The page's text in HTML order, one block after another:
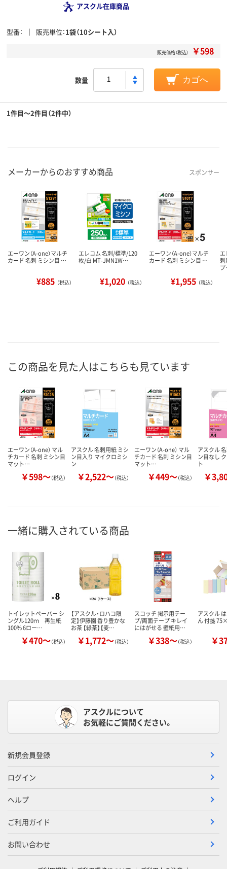
アスクル在庫商品
型番 販売単位 1袋（10シート入）
販売価格（税込） ￥598
数量 カゴへ
1件目～2件目（2件中）
メーカーからのおすすめ商品 スポンサー
エーワン（A-one）マルチ
カード 名刺 ミシン目 …
¥885 （税込）
エレコム 名刺/標準/120
枚/白 MT-JMN1W…
¥1,020 （税込）
エーワン（A-one）マルチ
カード 名刺 ミシン目 …
¥1,955 （税込）
刺
この商品を見た人はこちらも見ています
エーワン（A-one） マル
チカード 名刺 ミシン目
マット…
￥598～（税込）
アスクル 名刺用紙 ミシ
ン目入り マイクロミシ
ン
￥2,522～（税込）
エーワン（A-one） マル
チカード 名刺 ミシン目
マット…
￥449～（税込）
アスクル
ン目なし
ト
￥
一緒に購入されている商品
トイレットペーパー シ
ングル120ｍ 再生紙
100% 6ロー…
￥470～（税込）
【アスクル・ロハコ限
定】伊藤園 香り豊かな
お茶 【緑茶】【麦…
￥1,772～（税込）
スコッチ 掲示用テー
プ/両面テープ キレイ
にはがせる 壁紙用…
￥338～（税込）
アスクル
ん 付箋
￥
アスクルについて
お気軽にご質問ください。
新規会員登録
ログイン
ヘルプ
ご利用ガイド
お問い合わせ